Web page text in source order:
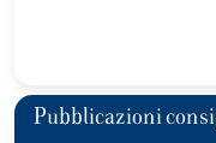
Pubblicazioni